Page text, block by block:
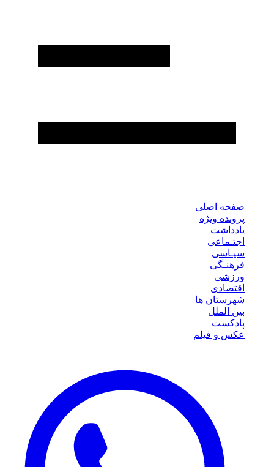
صفحه اصلی
پرونده ویژه
یادداشت
اجتـماعی
سیـاسی
فرهنـگی
ورزشی
اقتصادی
شهرستان ها
بین الملل
پادکست
عکس و فیلم